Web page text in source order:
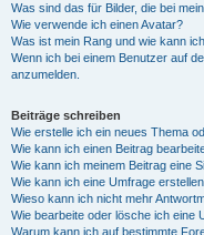
Was sind das für Bilder, die bei
Wie verwende ich einen Avatar?
Was ist mein Rang und wie kann
Wenn ich bei einem Benutzer auf
anzumelden.
Beiträge schreiben
Wie erstelle ich ein neues Thema
Wie kann ich einen Beitrag
Wie kann ich meinem Beitrag eine
Wie kann ich eine Umfrage
Wieso kann ich nicht mehr
Wie bearbeite oder lösche ich eine
Warum kann ich auf bestimmte